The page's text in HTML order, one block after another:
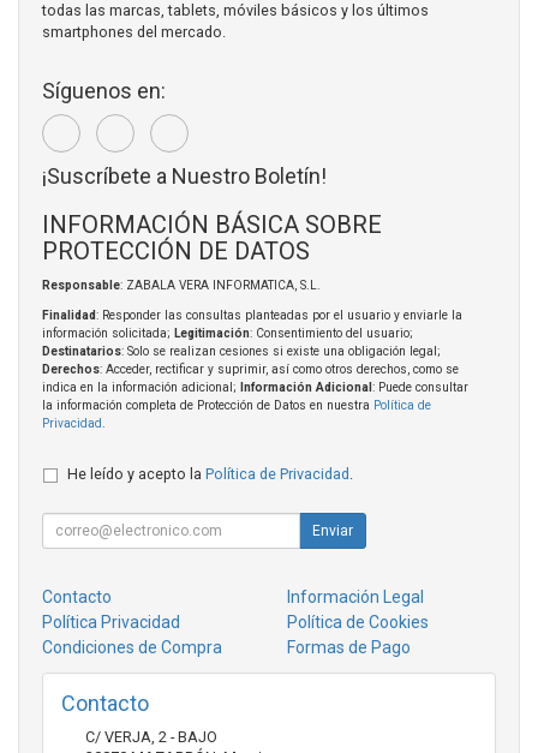
todas las marcas, tablets, móviles básicos y los últimos
smartphones del mercado.
Síguenos en:
¡Suscríbete a Nuestro Boletín!
INFORMACIÓN BÁSICA SOBRE
PROTECCIÓN DE DATOS
Responsable: ZABALA VERA INFORMATICA, S.L.
Finalidad: Responder las consultas planteadas por el usuario y enviarle la
información solicitada; Legitimación: Consentimiento del usuario;
Destinatarios: Solo se realizan cesiones si existe una obligación legal;
Derechos: Acceder, rectificar y suprimir, así como otros derechos, como se
indica en la información adicional;
Información Adicional : Puede consultar
la información completa de Protección de Datos en nuestra Política de
Privacidad.
He leído y acepto la Política de Privacidad .
Enviar
Contacto
Información Legal
Política Privacidad
Política de Cookies
Condiciones de Compra
Formas de Pago
Contacto
C/ VERJA, 2 - BAJO